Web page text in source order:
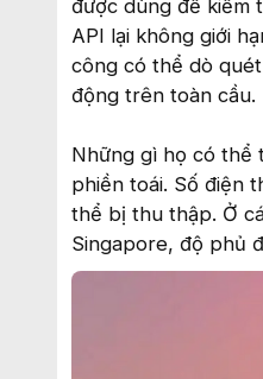
được dùng để kiểm
API lại không giới
công có thể dò
động trên toàn cầu.
Những gì họ có thể
phiền toái. Số điện
thể bị thu thập. Ở
Singapore, độ phủ